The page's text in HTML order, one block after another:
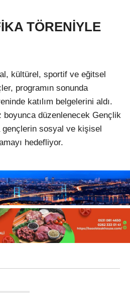
TÖRENİYLE
kültürel, sportif ve eğitsel
programın sonunda
katılım belgelerini aldı.
boyunca düzenlenecek Gençlik
gençlerin sosyal ve kişisel
hedefliyor.